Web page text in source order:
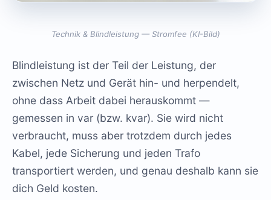
Technik & Blindleistung — Stromfee (KI-Bild)
Blindleistung ist der Teil der Leistung, der
zwischen Netz und Gerät hin- und herpendelt,
ohne dass Arbeit dabei herauskommt —
gemessen in var (bzw. kvar). Sie wird nicht
verbraucht, muss aber trotzdem durch jedes
Kabel, jede Sicherung und jeden Trafo
transportiert werden, und genau deshalb kann sie
dich Geld kosten.